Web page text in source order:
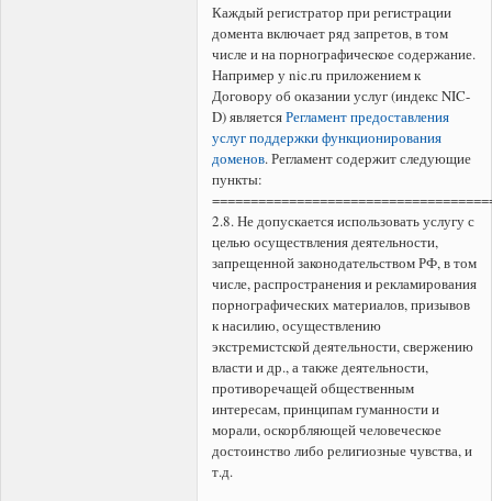
Каждый регистратор при регистрации
домента включает ряд запретов, в том
числе и на поpнографическое содержание.
Например у nic.ru приложением к
Договору об оказании услуг (индекс NIC-
D) являетсяРегламент предоставления
услуг поддержки функционирования
доменов. Регламент содержит следующие
пункты:
2.8. Не допускается использовать услугу с
целью осуществления деятельности,
запрещенной законодательством РФ, в том
числе, распространения и рекламирования
поpнографических материалов, призывов
к насилию, осуществлению
экстремистской деятельности, свержению
власти и др., а также деятельности,
противоречащей общественным
интересам, принципам гуманности и
морали, оскорбляющей человеческое
достоинство либо религиозные чувства, и
т.д.